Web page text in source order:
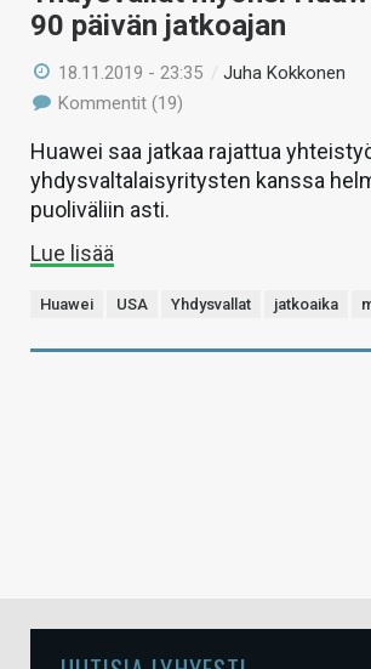
90 päivän jatkoajan
18.11.2019 - 23:35 /Juha Kokkonen
Kommentit (19)
Huawei saa jatkaa rajattua
yhdysvaltalaisyritysten kanssa
puoliväliin asti.
Lue lisää
Huawei USA Yhdysvallat jatkoaika